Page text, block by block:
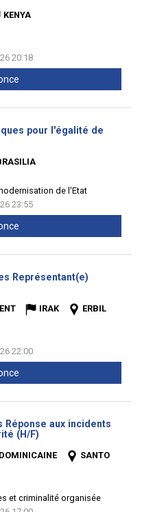
KENYA
20:18
pour l'égalité de
de l'Etat
23:55
Représentant(e)
IRAK
ERBIL
22:00
Réponse aux incidents
(H/F)
SANTO
et criminalité organisée